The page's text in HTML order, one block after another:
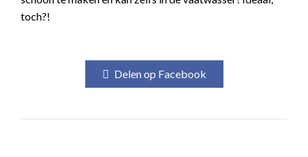
toch?!
Delen op Facebook